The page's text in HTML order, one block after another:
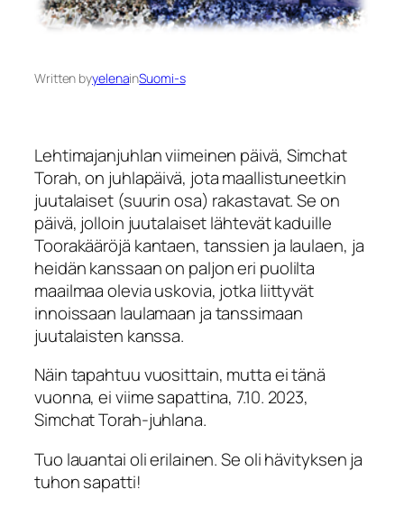
Written byyelenainSuomi-s
Lehtimajanjuhlan viimeinen päivä, Simchat
Torah, on juhlapäivä, jota maallistuneetkin
juutalaiset (suurin osa) rakastavat. Se on
päivä, jolloin juutalaiset lähtevät kaduille
Toorakääröjä kantaen, tanssien ja laulaen, ja
heidän kanssaan on paljon eri puolilta
maailmaa olevia uskovia, jotka liittyvät
innoissaan laulamaan ja tanssimaan
juutalaisten kanssa.
Näin tapahtuu vuosittain, mutta ei tänä
vuonna, ei viime sapattina, 7.10. 2023,
Simchat Torah-juhlana.
Tuo lauantai oli erilainen. Se oli hävityksen ja
tuhon sapatti!